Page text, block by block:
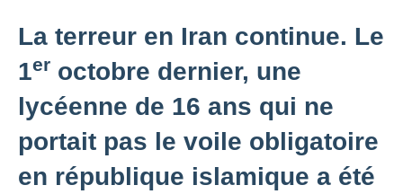
La terreur en Iran continue. Le
1er octobre dernier, une
lycéenne de 16 ans qui ne
portait pas le voile obligatoire
en république islamique a été